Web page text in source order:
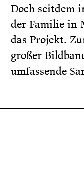
Doch seitdem
der Familie in
das Projekt.
großer
umfassende